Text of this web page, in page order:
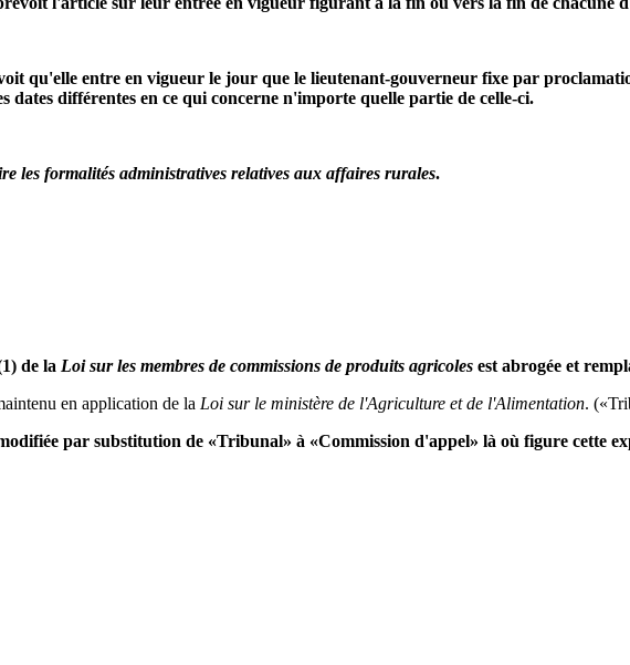
qu'elle entre en vigueur le jour que le lieutenant-gouverneur fixe par
dates différentes en ce qui concerne n'importe quelle partie de celle-ci.
les formalités administratives relatives aux affaires rurales.
de la Loi sur les membres de commissions de produits agricoles est abrogée et
en application de la Loi sur le ministère de l'Agriculture et de l'Alimentation.
par substitution de «Tribunal» à «Commission d'appel» là où figure cette